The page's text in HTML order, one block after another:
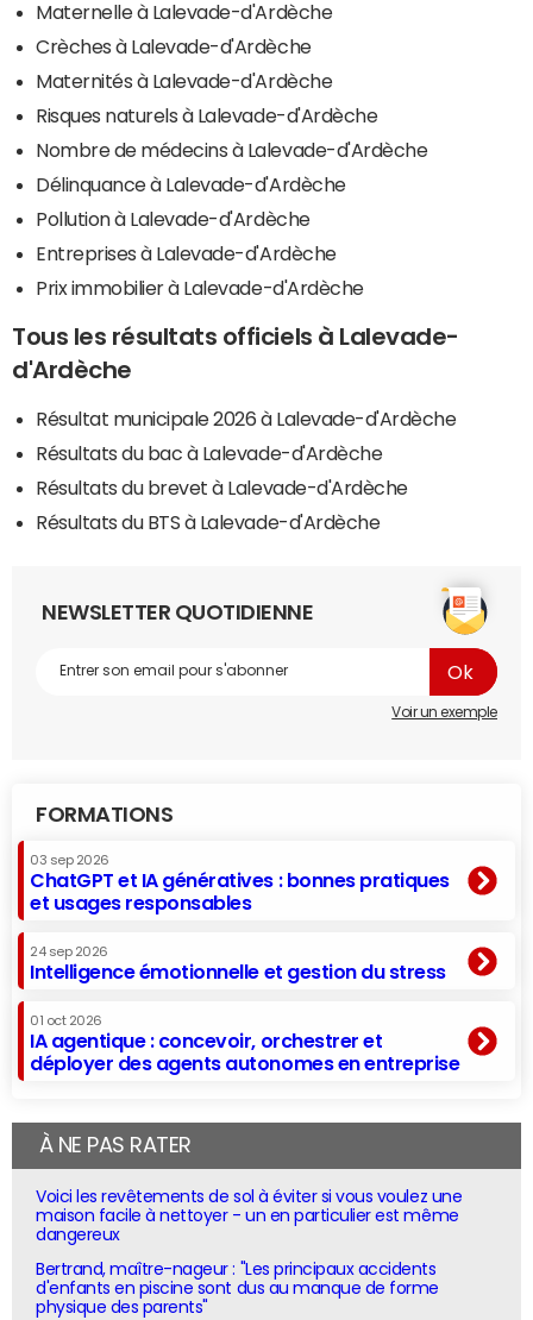
Maternelle à Lalevade-d'Ardèche
Crèches à Lalevade-d'Ardèche
Maternités à Lalevade-d'Ardèche
Risques naturels à Lalevade-d'Ardèche
Nombre de médecins à Lalevade-d'Ardèche
Délinquance à Lalevade-d'Ardèche
Pollution à Lalevade-d'Ardèche
Entreprises à Lalevade-d'Ardèche
Prix immobilier à Lalevade-d'Ardèche
Tous les résultats officiels à Lalevade-
d'Ardèche
Résultat municipale 2026 à Lalevade-d'Ardèche
Résultats du bac à Lalevade-d'Ardèche
Résultats du brevet à Lalevade-d'Ardèche
Résultats du BTS à Lalevade-d'Ardèche
NEWSLETTER QUOTIDIENNE
Voir un exemple
FORMATIONS
03 sep 2026
ChatGPT et IA génératives : bonnes pratiques
et usages responsables
24 sep 2026
Intelligence émotionnelle et gestion du stress
01 oct 2026
IA agentique : concevoir, orchestrer et
déployer des agents autonomes en entreprise
À NE PAS RATER
Voici les revêtements de sol à éviter si vous voulez une
maison facile à nettoyer - un en particulier est même
dangereux
Bertrand, maître-nageur : "Les principaux accidents
d'enfants en piscine sont dus au manque de forme
physique des parents"